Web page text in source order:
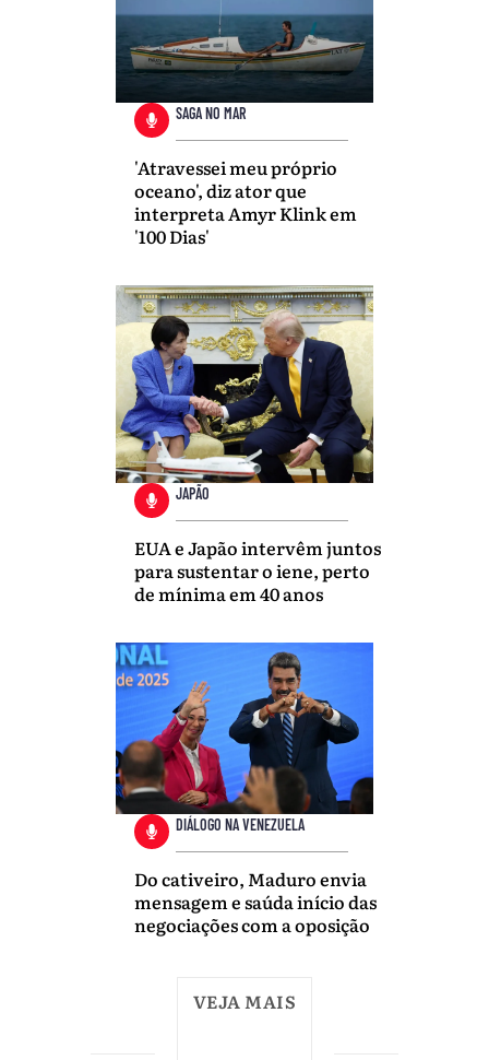
SAGA NO MAR
'Atravessei meu próprio
oceano', diz ator que
interpreta Amyr Klink em
'100 Dias'
JAPÃO
EUA e Japão intervêm juntos
para sustentar o iene, perto
de mínima em 40 anos
DIÁLOGO NA VENEZUELA
Do cativeiro, Maduro envia
mensagem e saúda início das
negociações com a oposição
VEJA MAIS